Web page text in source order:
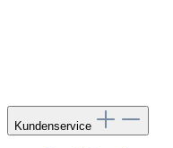
Kundenservice